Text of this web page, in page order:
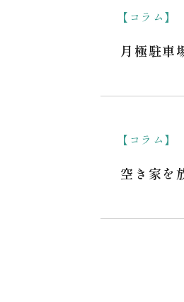
【コラム】
月極駐車
【コラム】
空き家を